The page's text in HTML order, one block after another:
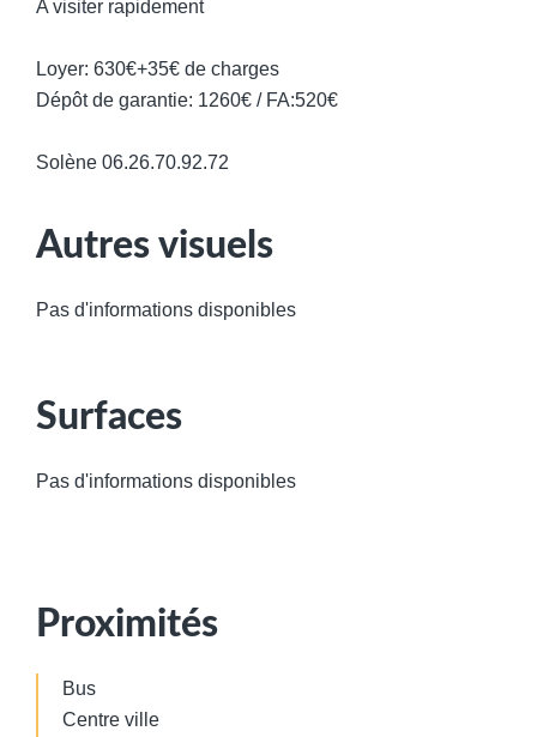
A visiter rapidement
Loyer: 630€+35€ de charges
Dépôt de garantie: 1260€ / FA:520€
Solène 06.26.70.92.72
Autres visuels
Pas d'informations disponibles
Surfaces
Pas d'informations disponibles
Proximités
Bus
Centre ville